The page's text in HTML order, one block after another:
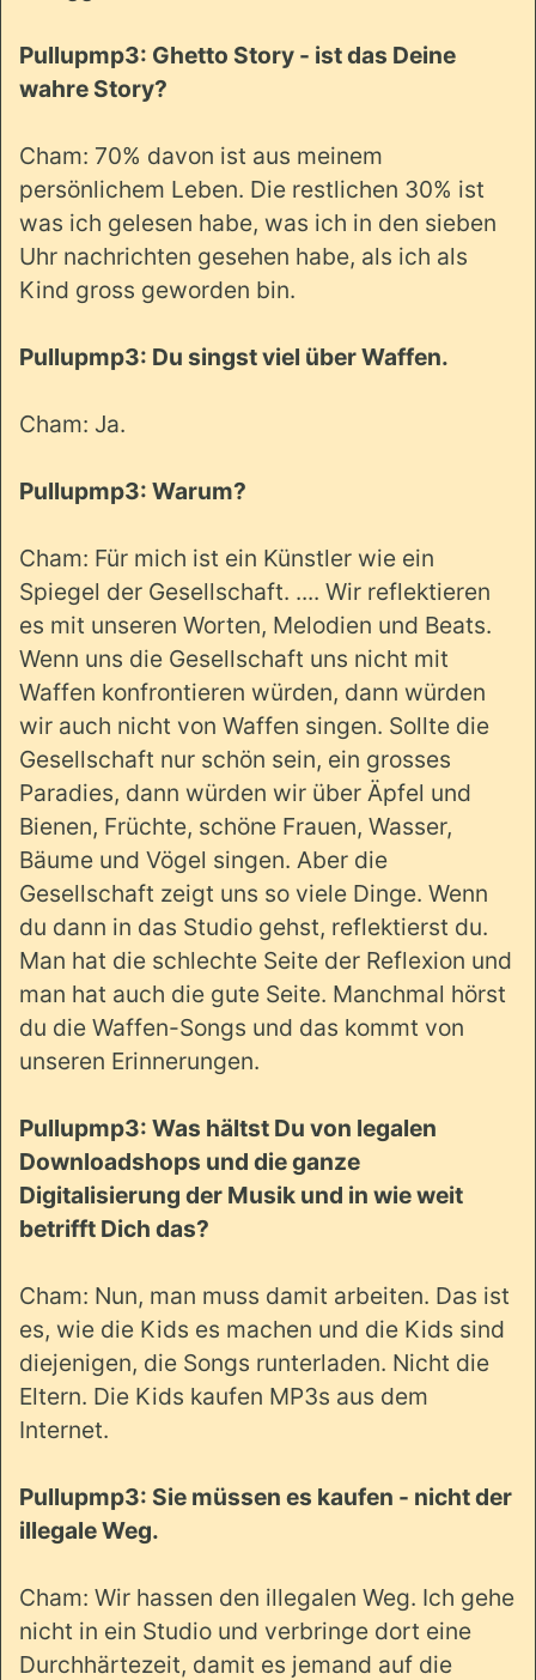
Pullupmp3: Ghetto Story - ist das Deine
wahre Story?
Cham: 70% davon ist aus meinem
persönlichem Leben. Die restlichen 30% ist
was ich gelesen habe, was ich in den sieben
Uhr nachrichten gesehen habe, als ich als
Kind gross geworden bin.
Pullupmp3: Du singst viel über Waffen.
Cham: Ja.
Pullupmp3: Warum?
Cham: Für mich ist ein Künstler wie ein
Spiegel der Gesellschaft. .... Wir reflektieren
es mit unseren Worten, Melodien und Beats.
Wenn uns die Gesellschaft uns nicht mit
Waffen konfrontieren würden, dann würden
wir auch nicht von Waffen singen. Sollte die
Gesellschaft nur schön sein, ein grosses
Paradies, dann würden wir über Äpfel und
Bienen, Früchte, schöne Frauen, Wasser,
Bäume und Vögel singen. Aber die
Gesellschaft zeigt uns so viele Dinge. Wenn
du dann in das Studio gehst, reflektierst du.
Man hat die schlechte Seite der Reflexion und
man hat auch die gute Seite. Manchmal hörst
du die Waffen-Songs und das kommt von
unseren Erinnerungen.
Pullupmp3: Was hältst Du von legalen
Downloadshops und die ganze
Digitalisierung der Musik und in wie weit
betrifft Dich das?
Cham: Nun, man muss damit arbeiten. Das ist
es, wie die Kids es machen und die Kids sind
diejenigen, die Songs runterladen. Nicht die
Eltern. Die Kids kaufen MP3s aus dem
Internet.
Pullupmp3: Sie müssen es kaufen - nicht der
illegale Weg.
Cham: Wir hassen den illegalen Weg. Ich gehe
nicht in ein Studio und verbringe dort eine
Durchhärtezeit, damit es jemand auf die